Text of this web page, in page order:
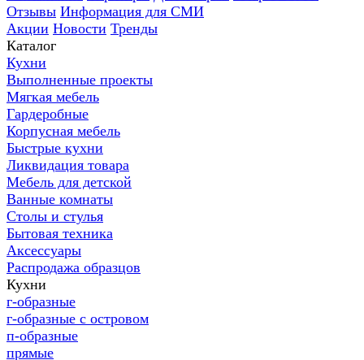
Отзывы Информация для СМИ
Акции Новости Тренды
Каталог
Кухни
Выполненные проекты
Мягкая мебель
Гардеробные
Корпусная мебель
Быстрые кухни
Ликвидация товара
Мебель для детской
Ванные комнаты
Столы и стулья
Бытовая техника
Аксессуары
Распродажа образцов
Кухни
г-образные
г-образные с островом
п-образные
прямые